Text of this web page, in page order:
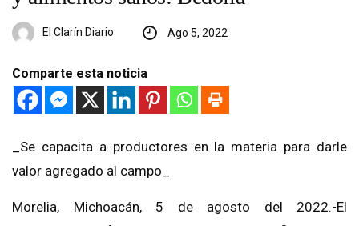
El Clarín Diario Ago 5, 2022
Comparte esta noticia
_Se capacita a productores en la materia para darle
valor agregado al campo_
Morelia, Michoacán, 5 de agosto del 2022.-El